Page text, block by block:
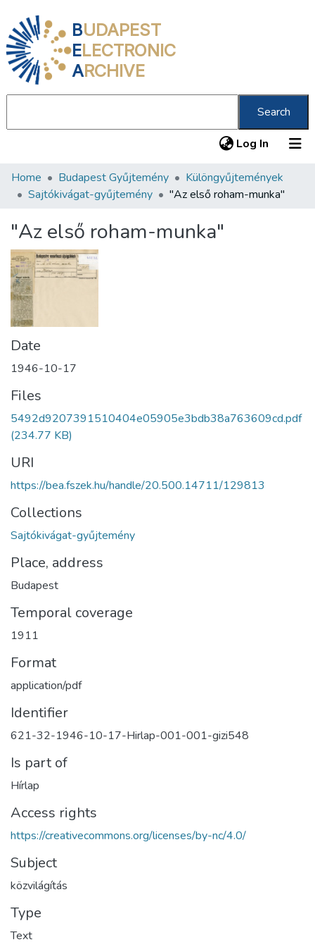
BUDAPEST
ELECTRONIC
ARCHIVE
Search
Log In (current)
Communities & Collections
Statistics
About us
Home Budapest Gyűjtemény
Különgyűjtemények
Sajtókivágat-gyűjtemény
"Az első roham-munka"
"Az első roham-munka"
Date
1946-10-17
Files
5492d9207391510404e05905e3bdb38a763609cd.pdf
(234.77 KB)
URI
https://bea.fszek.hu/handle/20.500.14711/129813
Collections
Sajtókivágat-gyűjtemény
Place, address
Budapest
Temporal coverage
1911
Format
application/pdf
Identifier
621-32-1946-10-17-Hirlap-001-001-gizi548
Is part of
Hírlap
Access rights
https://creativecommons.org/licenses/by-nc/4.0/
Subject
közvilágítás
Type
Text